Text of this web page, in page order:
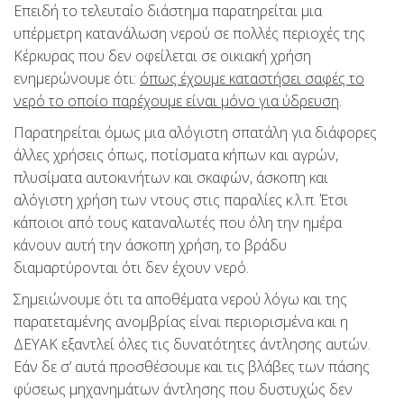
Επειδή το τελευταίο διάστημα παρατηρείται μια
υπέρμετρη κατανάλωση νερού σε πολλές περιοχές της
Κέρκυρας που δεν οφείλεται σε οικιακή χρήση
ενημερώνουμε ότι: όπως έχουμε καταστήσει σαφές το
νερό το οποίο παρέχουμε είναι μόνο για ύδρευση.
Παρατηρείται όμως μια αλόγιστη σπατάλη για διάφορες
άλλες χρήσεις όπως, ποτίσματα κήπων και αγρών,
πλυσίματα αυτοκινήτων και σκαφών, άσκοπη και
αλόγιστη χρήση των ντους στις παραλίες κ.λ.π. Έτσι
κάποιοι από τους καταναλωτές που όλη την ημέρα
κάνουν αυτή την άσκοπη χρήση, το βράδυ
διαμαρτύρονται ότι δεν έχουν νερό.
Σημειώνουμε ότι τα αποθέματα νερού λόγω και της
παρατεταμένης ανομβρίας είναι περιορισμένα και η
ΔΕΥΑΚ εξαντλεί όλες τις δυνατότητες άντλησης αυτών.
Εάν δε σ’ αυτά προσθέσουμε και τις βλάβες των πάσης
φύσεως μηχανημάτων άντλησης που δυστυχώς δεν